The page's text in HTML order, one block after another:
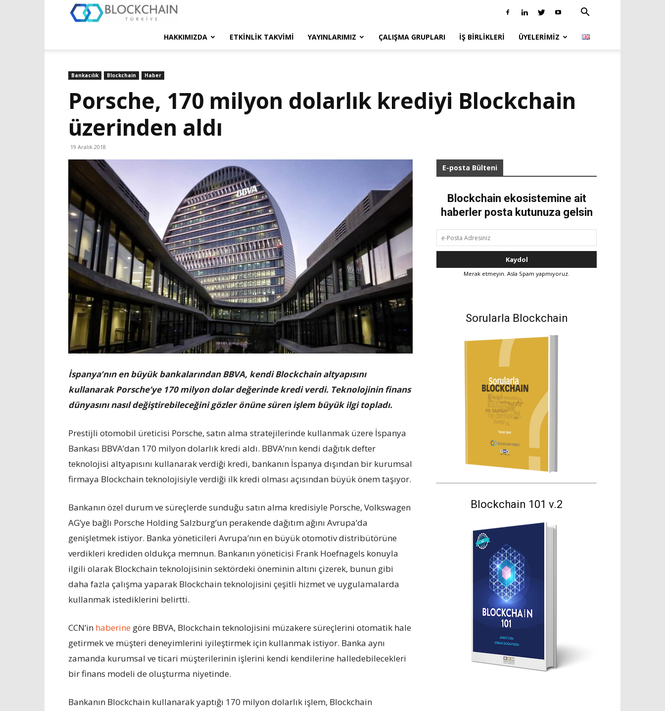
Türkiye
HAKKIMIZDA ETKINLIK TAKVIMI YAYINLARIMIZ ÇALIŞMA GRUPLARI İŞ BIRLIKLERI ÜYELERIMIZ
Bankacılık Blockchain Haber
Porsche, 170 milyon dolarlık krediyi Blockchain
üzerinden aldı
19 Aralık 2018
İspanya’nın en büyük bankalarından BBVA, kendi Blockchain altyapısını
kullanarak Porsche’ye 170 milyon dolar değerinde kredi verdi. Teknolojinin finans
dünyasını nasıl değiştirebileceğini gözler önüne süren işlem büyük ilgi topladı.
Prestijli otomobil üreticisi Porsche, satın alma stratejilerinde kullanmak üzere İspanya
Bankası BBVA’dan 170 milyon dolarlık kredi aldı. BBVA’nın kendi dağıtık defter
teknolojisi altyapısını kullanarak verdiği kredi, bankanın İspanya dışından bir kurumsal
firmaya Blockchain teknolojisiyle verdiği ilk kredi olması açısından büyük önem taşıyor.
Bankanın özel durum ve süreçlerde sunduğu satın alma kredisiyle Porsche, Volkswagen
AG’ye bağlı Porsche Holding Salzburg’un perakende dağıtım ağını Avrupa’da
genişletmek istiyor. Banka yöneticileri Avrupa’nın en büyük otomotiv distribütörüne
verdikleri krediden oldukça memnun. Bankanın yöneticisi Frank Hoefnagels konuyla
ilgili olarak Blockchain teknolojisinin sektördeki öneminin altını çizerek, bunun gibi
daha fazla çalışma yaparak Blockchain teknolojisini çeşitli hizmet ve uygulamalarda
kullanmak istediklerini belirtti.
CCN’in haberine göre BBVA, Blockchain teknolojisini müzakere süreçlerini otomatik hale
getirmek ve müşteri deneyimlerini iyileştirmek için kullanmak istiyor. Banka aynı
zamanda kurumsal ve ticari müşterilerinin işlerini kendi kendilerine halledebilecekleri
bir finans modeli de oluşturma niyetinde.
Bankanın Blockchain kullanarak yaptığı 170 milyon dolarlık işlem, Blockchain
E-posta Bülteni
Blockchain ekosistemine ait
haberler posta kutunuza gelsin
Merak etmeyin. Asla Spam yapmıyoruz.
Sorularla Blockchain
Blockchain 101 v.2